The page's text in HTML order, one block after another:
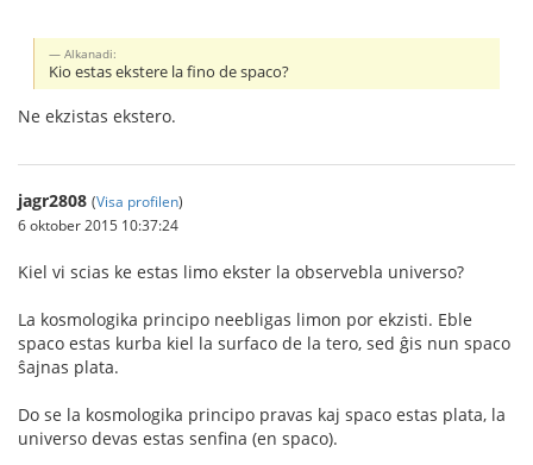
Alkanadi:
Kio estas ekstere la fino de spaco?
Ne ekzistas ekstero.
jagr2808 (Visa profilen)
6 oktober 2015 10:37:24
Kiel vi scias ke estas limo ekster la observebla universo?
La kosmologika principo neebligas limon por ekzisti. Eble
spaco estas kurba kiel la surfaco de la tero, sed ĝis nun spaco
ŝajnas plata.
Do se la kosmologika principo pravas kaj spaco estas plata, la
universo devas estas senfina (en spaco).